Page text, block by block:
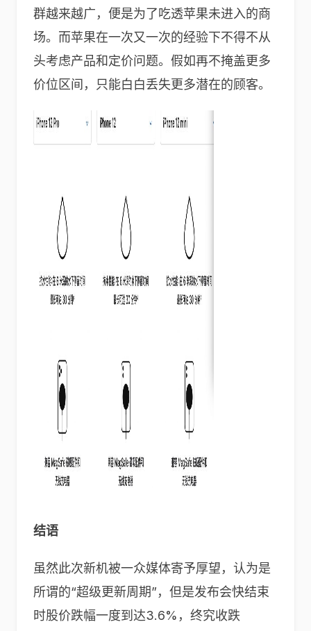
群越来越广，便是为了吃透苹果未进入的商
场。而苹果在一次又一次的经验下不得不从
头考虑产品和定价问题。假如再不掩盖更多
价位区间，只能白白丢失更多潜在的顾客。
结语
虽然此次新机被一众媒体寄予厚望，认为是
所谓的“超级更新周期”，但是发布会快结束
时股价跌幅一度到达3.6%，终究收跌